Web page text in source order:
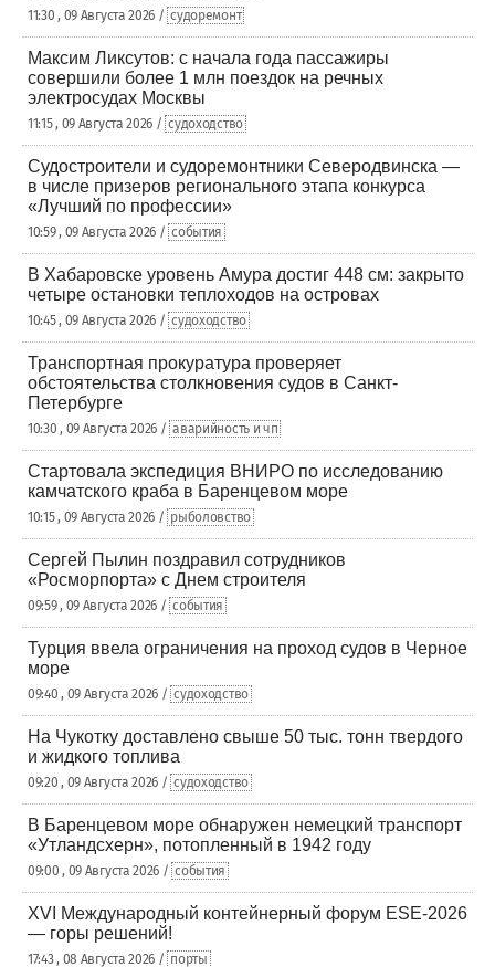
11:30 , 09 Августа 2026 / судоремонт
Максим Ликсутов: с начала года пассажиры
совершили более 1 млн поездок на речных
электросудах Москвы
11:15 , 09 Августа 2026 / судоходство
Судостроители и судоремонтники Северодвинска —
в числе призеров регионального этапа конкурса
«Лучший по профессии»
10:59 , 09 Августа 2026 / события
В Хабаровске уровень Амура достиг 448 см: закрыто
четыре остановки теплоходов на островах
10:45 , 09 Августа 2026 / судоходство
Транспортная прокуратура проверяет
обстоятельства столкновения судов в Санкт-
Петербурге
10:30 , 09 Августа 2026 / аварийность и чп
Стартовала экспедиция ВНИРО по исследованию
камчатского краба в Баренцевом море
10:15 , 09 Августа 2026 / рыболовство
Сергей Пылин поздравил сотрудников
«Росморпорта» с Днем строителя
09:59 , 09 Августа 2026 / события
Турция ввела ограничения на проход судов в Черное
море
09:40 , 09 Августа 2026 / судоходство
На Чукотку доставлено свыше 50 тыс. тонн твердого
и жидкого топлива
09:20 , 09 Августа 2026 / судоходство
В Баренцевом море обнаружен немецкий транспорт
«Утландсхерн», потопленный в 1942 году
09:00 , 09 Августа 2026 / события
XVI Международный контейнерный форум ESE-2026
— горы решений!
17:43 , 08 Августа 2026 / порты